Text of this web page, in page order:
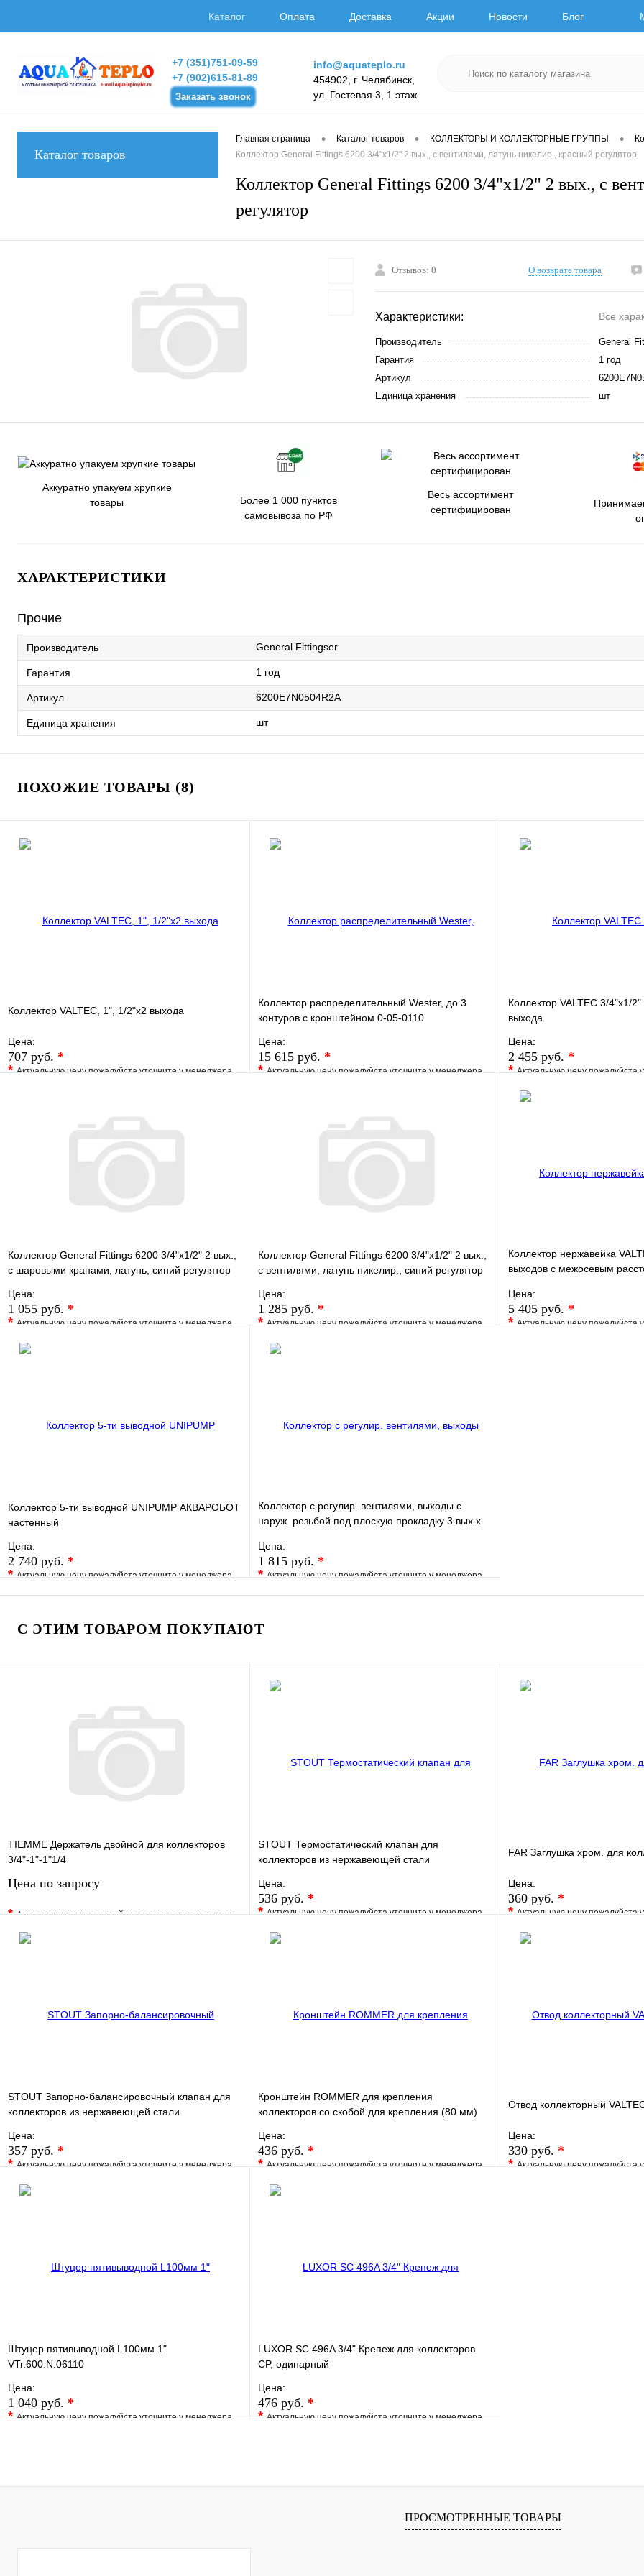
Каталог Оплата Доставка Акции Новости Блог
+7 (351)751-09-59
+7 (902)615-81-89
Заказать звонок
info@aquateplo.ru
454902, г. Челябинск,
ул. Гостевая 3, 1 этаж
Каталог товаров
Главная страница • Каталог товаров • КОЛЛЕКТОРЫ И КОЛЛЕКТОРНЫЕ ГРУППЫ •
Коллектор General Fittings 6200 3/4"х1/2" 2 вых., c вентилями, латунь никелир., красный регулятор
Коллектор General Fittings 6200 3/4"х1/2" 2 вых., c
регулятор
Отзывов: 0 О возврате товара
Характеристики: Все
Производитель
General
Гарантия
1 год
Артикул
Единица хранения
шт
Аккуратно упакуем хрупкие
товары
Более 1 000 пунктов
самовывоза по РФ
Весь ассортимент
сертифицирован
ХАРАКТЕРИСТИКИ
Прочие
Производитель General Fittingser
Гарантия 1 год
Артикул 6200E7N0504R2A
Единица хранения шт
ПОХОЖИЕ ТОВАРЫ (8)
Коллектор VALTEC, 1", 1/2"х2 выхода
Цена:
707 руб. *
*Актуальную цену пожалуйста уточните у менеджера
В корзину
Коллектор распределительный Wester, до 3
контуров с кронштейном 0-05-0110
Цена:
15 615 руб. *
*Актуальную цену пожалуйста уточните у менеджера
В корзину
Коллектор VALTEC 3/4"х1/
выхода
Цена:
2 455 руб. *
*Актуальную цену пожалуйста
В избранное
Коллектор General Fittings 6200 3/4"х1/2" 2 вых.,
c шаровыми кранами, латунь, синий регулятор
Цена:
1 055 руб. *
*Актуальную цену пожалуйста уточните у менеджера
В избранное
Коллектор General Fittings 6200 3/4"х1/2" 2 вых.,
c вентилями, латунь никелир., синий регулятор
Цена:
1 285 руб. *
*Актуальную цену пожалуйста уточните у менеджера
В избранное
Коллектор нержавейка
выходов с межосевым
Цена:
5 405 руб. *
*Актуальную цену пожалуйста
Коллектор 5-ти выводной UNIPUMP АКВАРОБОТ
настенный
Цена:
2 740 руб. *
*Актуальную цену пожалуйста уточните у менеджера
В избранное Сравнение
В корзину
Коллектор с регулир. вентилями, выходы с
наруж. резьбой под плоскую прокладку 3 вых.х
Цена:
1 815 руб. *
*Актуальную цену пожалуйста уточните у менеджера
В избранное Сравнение
В корзину
С ЭТИМ ТОВАРОМ ПОКУПАЮТ
TIEMME Держатель двойной для коллекторов
3/4"-1"-1"1/4
Цена по запросу
*Актуальную цену пожалуйста уточните у менеджера
В избранное
STOUT Термостатический клапан для
коллекторов из нержавеющей стали
Цена:
536 руб. *
*Актуальную цену пожалуйста уточните у менеджера
В избранное
FAR Заглушка хром. для
Цена:
360 руб. *
*Актуальную цену пожалуйста
В избранное
STOUT Запорно-балансировочный клапан для
коллекторов из нержавеющей стали
Цена:
357 руб. *
*Актуальную цену пожалуйста уточните у менеджера
В избранное
Кронштейн ROMMER для крепления
коллекторов со скобой для крепления (80 мм)
Цена:
436 руб. *
*Актуальную цену пожалуйста уточните у менеджера
В избранное
Отвод коллекторный
Цена:
330 руб. *
*Актуальную цену пожалуйста
Штуцер пятивыводной L100мм 1"
VTr.600.N.06110
Цена:
1 040 руб. *
*Актуальную цену пожалуйста уточните у менеджера
LUXOR SC 496A 3/4" Крепеж для коллекторов
CP, одинарный
Цена:
476 руб. *
*Актуальную цену пожалуйста уточните у менеджера
ПРОСМОТРЕННЫЕ ТОВАРЫ